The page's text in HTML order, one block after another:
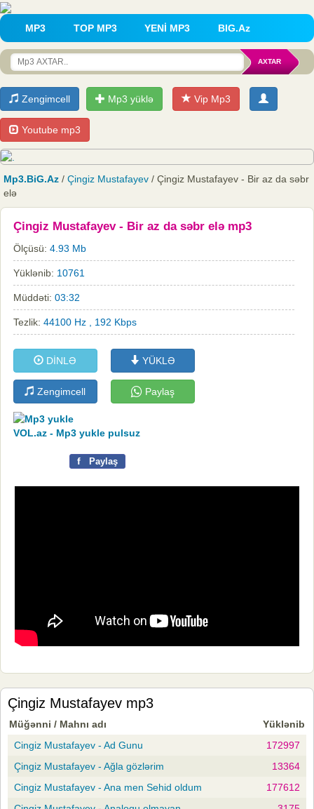
MP3 TOP MP3 YENİ MP3 BIG.Az
Zengimcell Mp3 yüklə Vip Mp3
Youtube mp3
Mp3.BiG.Az / Çingiz Mustafayev / Çingiz Mustafayev - Bir az da səbr
elə
Çingiz Mustafayev - Bir az da səbr elə mp3
Ölçüsü: 4.93 Mb
Yüklənib: 10761
Müddəti: 03:32
Tezlik: 44100 Hz , 192 Kbps
DİNLƏ YÜKLƏ
Zengimcell Paylaş
VOL.az - Mp3 yukle pulsuz
f Paylaş
Çingiz Mustafayev mp3
Müğənni / Mahnı adı
Yüklənib
Cingiz Mustafayev - Ad Gunu
172997
Çingiz Mustafayev - Ağla gözlərim
13364
Cingiz Mustafayev - Ana men Sehid oldum
177612